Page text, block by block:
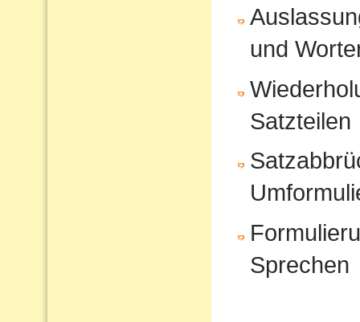
und
Satzteilen
Sprechen